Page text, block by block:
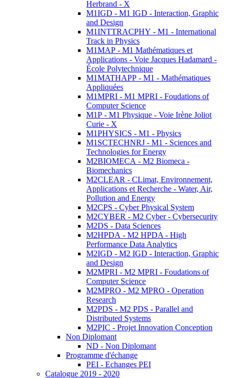
Herbrand - X
M1IGD - M1 IGD - Interaction, Graphic
and Design
M1INTTRACPHY - M1 - International
Track in Physics
M1MAP - M1 Mathématiques et
Applications - Voie Jacques Hadamard -
École Polytechnique
M1MATHAPP - M1 - Mathématiques
Appliquées
M1MPRI - M1 MPRI - Foudations of
Computer Science
M1P - M1 Physique - Voie Irène Joliot
Curie - X
M1PHYSICS - M1 - Physics
M1SCTECHNRJ - M1 - Sciences and
Technologies for Energy
M2BIOMECA - M2 Biomeca -
Biomechanics
M2CLEAR - CLimat, Environnement,
Applications et Recherche - Water, Air,
Pollution and Energy
M2CPS - Cyber Physical System
M2CYBER - M2 Cyber - Cybersecurity
M2DS - Data Sciences
M2HPDA - M2 HPDA - High
Performance Data Analytics
M2IGD - M2 IGD - Interaction, Graphic
and Design
M2MPRI - M2 MPRI - Foudations of
Computer Science
M2MPRO - M2 MPRO - Operation
Research
M2PDS - M2 PDS - Parallel and
Distributed Systems
M2PIC - Projet Innovation Conception
Non Diplomant
ND - Non Diplomant
Programme d'échange
PEI - Echanges PEI
Catalogue 2019 - 2020